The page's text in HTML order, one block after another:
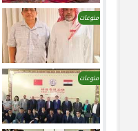
منوعات
منوعات